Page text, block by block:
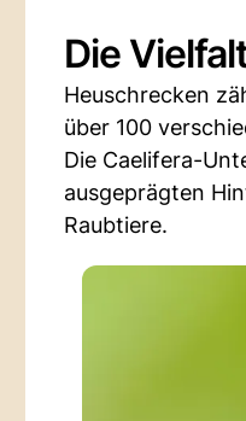
Die
Heuschrecken
über 100
Die Caelifera-
ausgeprägten
Raubtiere.